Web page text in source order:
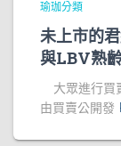
瑜珈分類
未上市的
與LBV熟
大眾進行買
由買賣公開發